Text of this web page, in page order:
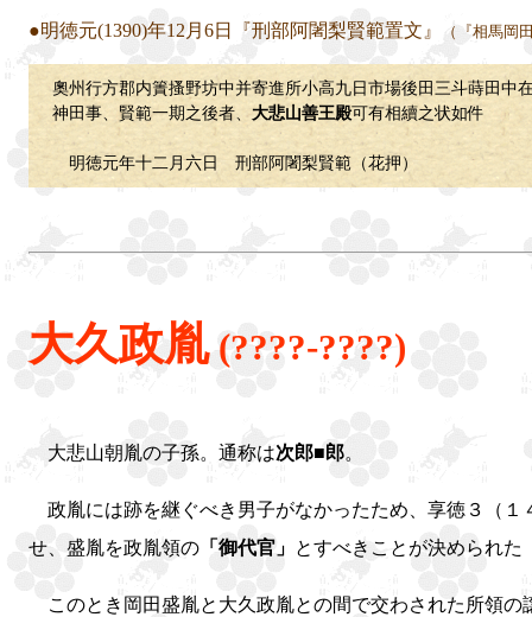
●明徳元(1390)年12月6日『刑部阿闍梨賢範置文』 （『相馬岡
奧州行方郡内簀搔野坊中并寄進所小高九日市場後田三斗蒔田中
神田事、賢範一期之後者、大悲山善王殿可有相續之状如件
明徳元年十二月六日 刑部阿闍梨賢範（花押）
大久政胤(????-????)
大悲山朝胤の子孫。通称は次郎■郎。
政胤には跡を継ぐべき男子がなかったため、享徳３（１
せ、盛胤を政胤領の 「御代官」 とすべきことが決められた
このとき岡田盛胤と大久政胤との間で交わされた所領